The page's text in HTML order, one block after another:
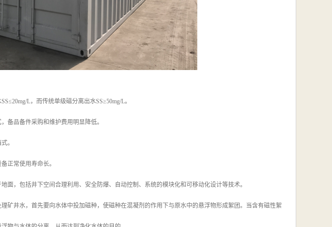
L，而传统单级磁分离出水SS≥50mg/L。
备品备件采购和维护费用明显降低。
。
正常使用寿命长。
面，包括井下空间合理利用、安全防爆、自动控制、系统的模块化和可移动化设计等技术。
矿井水，首先要向水体中投加磁种，使磁种在混凝剂的作用下与原水中的悬浮物形成絮团。当含有磁性絮